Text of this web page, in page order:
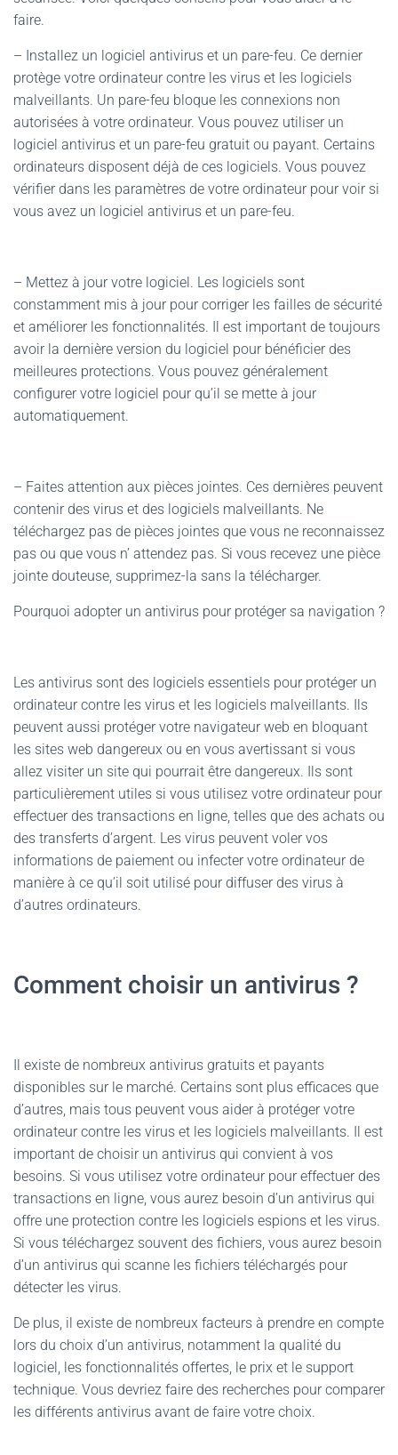
faire.
– Installez un logiciel antivirus et un pare-feu. Ce dernier
protège votre ordinateur contre les virus et les logiciels
malveillants. Un pare-feu bloque les connexions non
autorisées à votre ordinateur. Vous pouvez utiliser un
logiciel antivirus et un pare-feu gratuit ou payant. Certains
ordinateurs disposent déjà de ces logiciels. Vous pouvez
vérifier dans les paramètres de votre ordinateur pour voir si
vous avez un logiciel antivirus et un pare-feu.
– Mettez à jour votre logiciel. Les logiciels sont
constamment mis à jour pour corriger les failles de sécurité
et améliorer les fonctionnalités. Il est important de toujours
avoir la dernière version du logiciel pour bénéficier des
meilleures protections. Vous pouvez généralement
configurer votre logiciel pour qu’il se mette à jour
automatiquement.
– Faites attention aux pièces jointes. Ces dernières peuvent
contenir des virus et des logiciels malveillants. Ne
téléchargez pas de pièces jointes que vous ne reconnaissez
pas ou que vous n’ attendez pas. Si vous recevez une pièce
jointe douteuse, supprimez-la sans la télécharger.
Pourquoi adopter un antivirus pour protéger sa navigation ?
Les antivirus sont des logiciels essentiels pour protéger un
ordinateur contre les virus et les logiciels malveillants. Ils
peuvent aussi protéger votre navigateur web en bloquant
les sites web dangereux ou en vous avertissant si vous
allez visiter un site qui pourrait être dangereux. Ils sont
particulièrement utiles si vous utilisez votre ordinateur pour
effectuer des transactions en ligne, telles que des achats ou
des transferts d’argent. Les virus peuvent voler vos
informations de paiement ou infecter votre ordinateur de
manière à ce qu’il soit utilisé pour diffuser des virus à
d’autres ordinateurs.
Comment choisir un antivirus ?
Il existe de nombreux antivirus gratuits et payants
disponibles sur le marché. Certains sont plus efficaces que
d’autres, mais tous peuvent vous aider à protéger votre
ordinateur contre les virus et les logiciels malveillants. Il est
important de choisir un antivirus qui convient à vos
besoins. Si vous utilisez votre ordinateur pour effectuer des
transactions en ligne, vous aurez besoin d’un antivirus qui
offre une protection contre les logiciels espions et les virus.
Si vous téléchargez souvent des fichiers, vous aurez besoin
d’un antivirus qui scanne les fichiers téléchargés pour
détecter les virus.
De plus, il existe de nombreux facteurs à prendre en compte
lors du choix d’un antivirus, notamment la qualité du
logiciel, les fonctionnalités offertes, le prix et le support
technique. Vous devriez faire des recherches pour comparer
les différents antivirus avant de faire votre choix.